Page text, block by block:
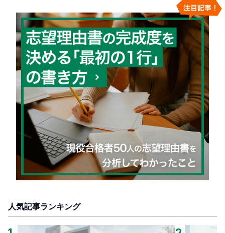
人気記事ランキング